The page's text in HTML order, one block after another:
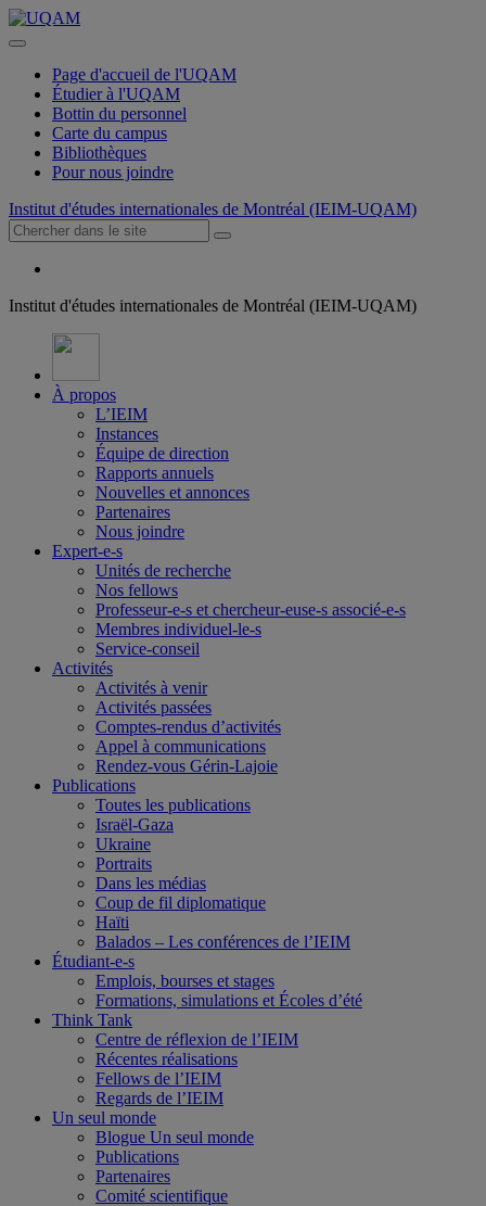
Page d'accueil de l'UQAM
Étudier à l'UQAM
Bottin du personnel
Carte du campus
Bibliothèques
Pour nous joindre
Institut d'études internationales de Montréal (IEIM-UQAM)
Institut d'études internationales de Montréal (IEIM-UQAM)
À propos
L’IEIM
Instances
Équipe de direction
Rapports annuels
Nouvelles et annonces
Partenaires
Nous joindre
Expert-e-s
Unités de recherche
Nos fellows
Professeur-e-s et chercheur-euse-s associé-e-s
Membres individuel-le-s
Service-conseil
Activités
Activités à venir
Activités passées
Comptes-rendus d’activités
Appel à communications
Rendez-vous Gérin-Lajoie
Publications
Toutes les publications
Israël-Gaza
Ukraine
Portraits
Dans les médias
Coup de fil diplomatique
Haïti
Balados – Les conférences de l’IEIM
Étudiant-e-s
Emplois, bourses et stages
Formations, simulations et Écoles d’été
Think Tank
Centre de réflexion de l’IEIM
Récentes réalisations
Fellows de l’IEIM
Regards de l’IEIM
Un seul monde
Blogue Un seul monde
Publications
Partenaires
Comité scientifique